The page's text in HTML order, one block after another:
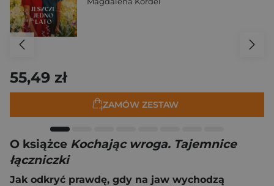
55,49 zł
ZAMÓW ZESTAW
O książce Kochając wroga. Tajemnice
łączniczki
Jak odkryć prawdę, gdy na jaw wychodzą